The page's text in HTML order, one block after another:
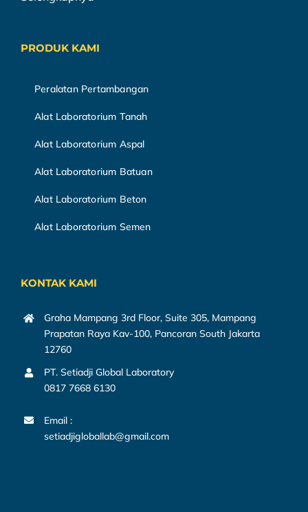
PRODUK KAMI
Peralatan Pertambangan
Alat Laboratorium Tanah
Alat Laboratorium Aspal
Alat Laboratorium Batuan
Alat Laboratorium Beton
Alat Laboratorium Semen
KONTAK KAMI
Graha Mampang 3rd Floor, Suite 305, Mampang
Prapatan Raya Kav-100, Pancoran South Jakarta
12760
PT. Setiadji Global Laboratory
0817 7668 6130
Email :
setiadjigloballab@gmail.com